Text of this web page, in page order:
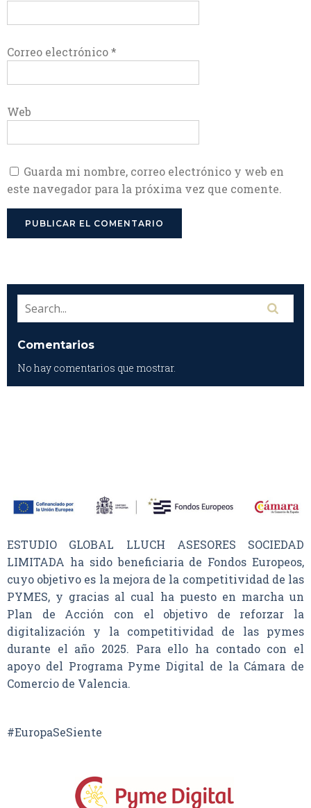
Correo electrónico*
Web
Guarda mi nombre, correo electrónico y web en
este navegador para la próxima vez que comente.
Comentarios
No hay comentarios que mostrar.
ESTUDIO GLOBAL LLUCH ASESORES SOCIEDAD
LIMITADA ha sido beneficiaria de Fondos Europeos,
cuyo objetivo es la mejora de la competitividad de las
PYMES, y gracias al cual ha puesto en marcha un
Plan de Acción con el objetivo de reforzar la
digitalización y la competitividad de las pymes
durante el año 2025. Para ello ha contado con el
apoyo del Programa Pyme Digital de la Cámara de
Comercio de Valencia.
#EuropaSeSiente